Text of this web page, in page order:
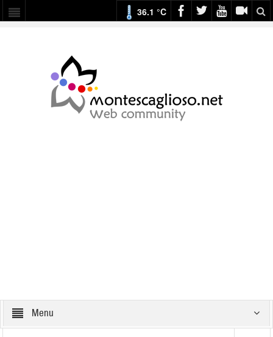
36.1 °C
Menu